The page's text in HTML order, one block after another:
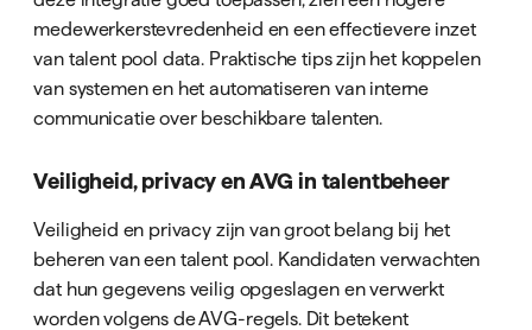
medewerkerstevredenheid en een effectievere inzet
van talent pool data. Praktische tips zijn het koppelen
van systemen en het automatiseren van interne
communicatie over beschikbare talenten.
Veiligheid, privacy en AVG in talentbeheer
Veiligheid en privacy zijn van groot belang bij het
beheren van een talent pool. Kandidaten verwachten
dat hun gegevens veilig opgeslagen en verwerkt
worden volgens de AVG-regels. Dit betekent